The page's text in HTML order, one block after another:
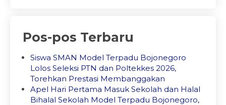
Pos-pos Terbaru
Siswa SMAN Model Terpadu Bojonegoro
Lolos Seleksi PTN dan Poltekkes 2026,
Torehkan Prestasi Membanggakan
Apel Hari Pertama Masuk Sekolah dan Halal
Bihalal Sekolah Model Terpadu Bojonegoro,